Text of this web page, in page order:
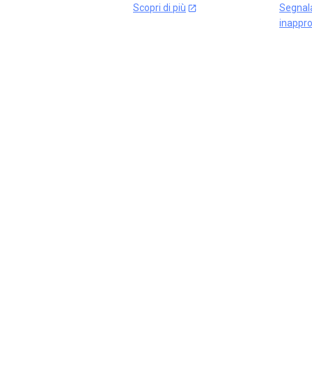
Scopri di più open_in_new